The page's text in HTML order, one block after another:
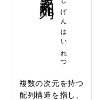
たじげんはいれつ
複数の次元を持つ
配列構造を指し、